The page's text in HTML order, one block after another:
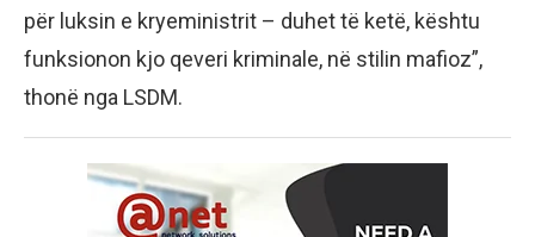
për luksin e kryeministrit – duhet të ketë, kështu
funksionon kjo qeveri kriminale, në stilin mafioz”,
thonë nga LSDM.